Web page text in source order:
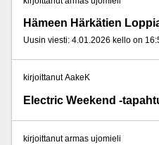
Hämeen Härkätien
kirjoittanut AakeK
Electric Weekend -
kirjoittanut armas ujomieli